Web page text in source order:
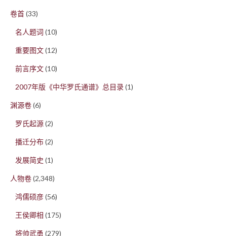
卷首(33)
名人题词 (10)
重要图文(12)
前言序文(10)
2007年版《中华罗氏通谱》总目录(1)
渊源卷(6)
罗氏起源(2)
播迁分布(2)
发展简史 (1)
人物卷(2,348)
鸿儒硕彦(56)
王侯卿相 (175)
将帅武勇 (279)